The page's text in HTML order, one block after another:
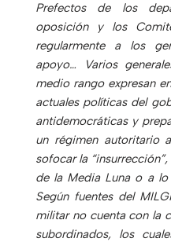
Prefectos de los
oposición y los
regularmente a los
apoyo… Varios
medio rango expresan
actuales políticas del
antidemocráticas y
un régimen autoritario
sofocar la
de la Media Luna o a lo
Según fuentes del
militar no cuenta con la
subordinados, los